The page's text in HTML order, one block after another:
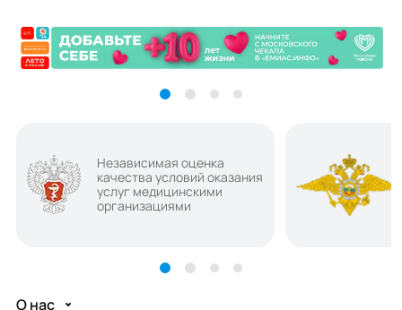
Независимая оценка
качества условий оказания
услуг медицинскими
организациями
О нас